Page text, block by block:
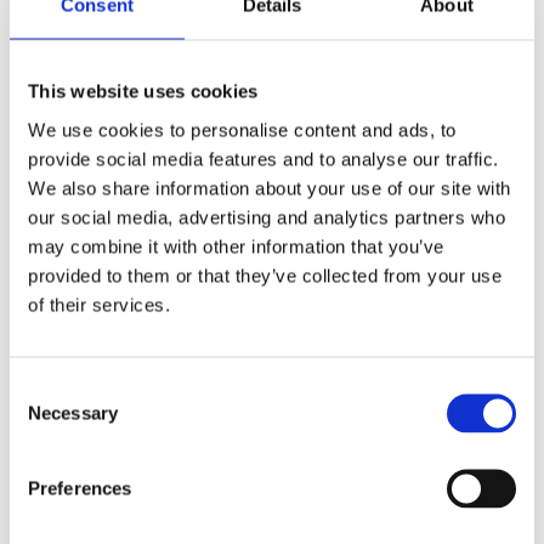
Consent Details About
This website uses cookies
We use cookies to personalise content and ads, to
provide social media features and to analyse our traffic.
We also share information about your use of our site with
our social media, advertising and analytics partners who
may combine it with other information that you’ve
provided to them or that they’ve collected from your use
of their services.
Selection
Necessary
Preferences
VN en UN-GGIM
Bekijk deze vacature